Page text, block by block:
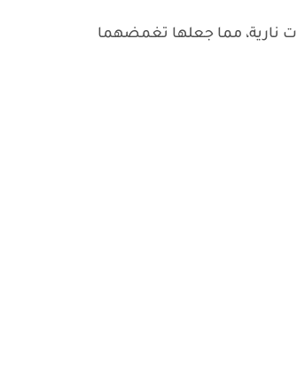
نارية، مما جعلها تغمضهما